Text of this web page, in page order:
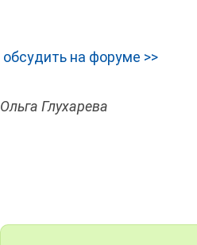
обсудить на форуме >>
Ольга Глухарева